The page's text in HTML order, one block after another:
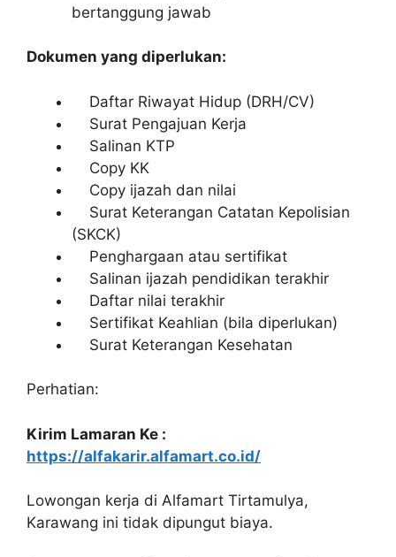
bertanggung jawab
Dokumen yang diperlukan:
Daftar Riwayat Hidup (DRH/CV)
Surat Pengajuan Kerja
Salinan KTP
Copy KK
Copy ijazah dan nilai
Surat Keterangan Catatan Kepolisian
(SKCK)
Penghargaan atau sertifikat
Salinan ijazah pendidikan terakhir
Daftar nilai terakhir
Sertifikat Keahlian (bila diperlukan)
Surat Keterangan Kesehatan
Perhatian:
Kirim Lamaran Ke :
https://alfakarir.alfamart.co.id/
Lowongan kerja di Alfamart Tirtamulya,
Karawang ini tidak dipungut biaya.